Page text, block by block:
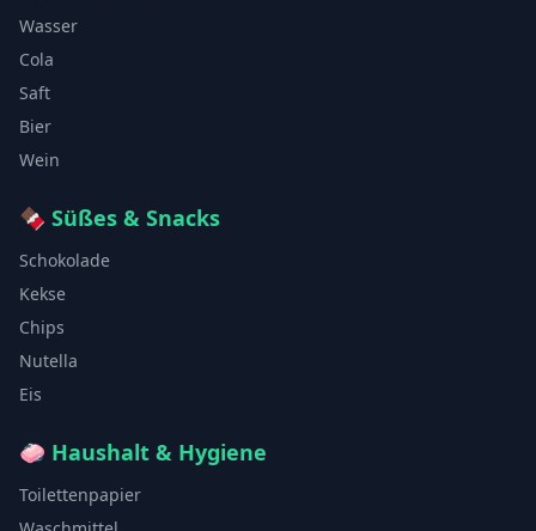
Wasser
Cola
Saft
Bier
Wein
🍫 Süßes & Snacks
Schokolade
Kekse
Chips
Nutella
Eis
🧼 Haushalt & Hygiene
Toilettenpapier